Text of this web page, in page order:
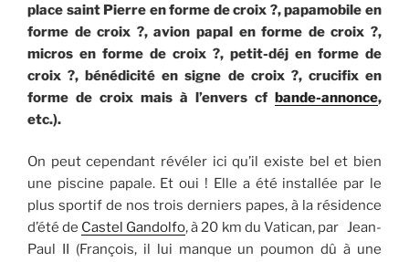
place saint Pierre en forme de croix ?, papamobile en
forme de croix ?, avion papal en forme de croix ?,
micros en forme de croix ?, petit-déj en forme de
croix ?, bénédicité en signe de croix ?, crucifix en
forme de croix mais à l’envers cf bande-annonce,
etc.).
On peut cependant révéler ici qu’il existe bel et bien
une piscine papale. Et oui ! Elle a été installée par le
plus sportif de nos trois derniers papes, à la résidence
d’été de Castel Gandolfo, à 20 km du Vatican, par Jean-
Paul II (François, il lui manque un poumon dû à une